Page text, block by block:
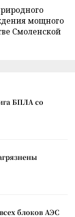
мощного
Смоленской
БПЛА со
блоков АЭС